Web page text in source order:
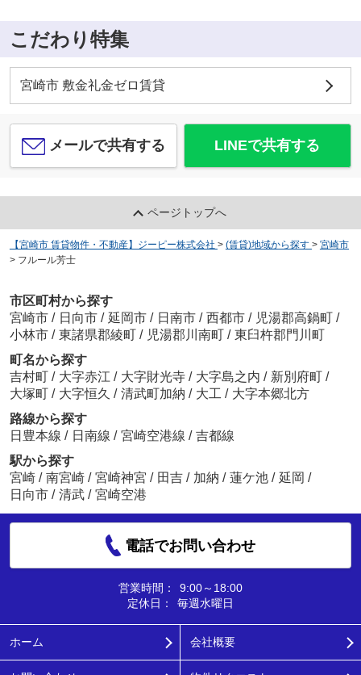
こだわり特集
宮崎市 敷金礼金ゼロ賃貸
メールで共有する LINEで共有する
ページトップへ
【宮崎市 賃貸物件・不動産】ジーピー株式会社 > (賃貸)地域から探す > 宮崎市
> フルール芳士
市区町村から探す
宮崎市 / 日向市 / 延岡市 / 日南市 / 西都市 / 児湯郡高鍋町
/
小林市 / 東諸県郡綾町 / 児湯郡川南町 / 東臼杵郡門川町
町名から探す
吉村町 / 大字赤江 / 大字財光寺 / 大字島之内 / 新別府町 /
大塚町 / 大字恒久 / 清武町加納 / 大工 / 大字本郷北方
路線から探す
日豊本線 / 日南線 / 宮崎空港線 / 吉都線
駅から探す
宮崎 / 南宮崎 / 宮崎神宮 / 田吉 / 加納 / 蓮ケ池 / 延岡 /
日向市 / 清武 / 宮崎空港
電話でお問い合わせ
営業時間：
9:00～18:00
定休日：
毎週水曜日
ホーム 会社概要